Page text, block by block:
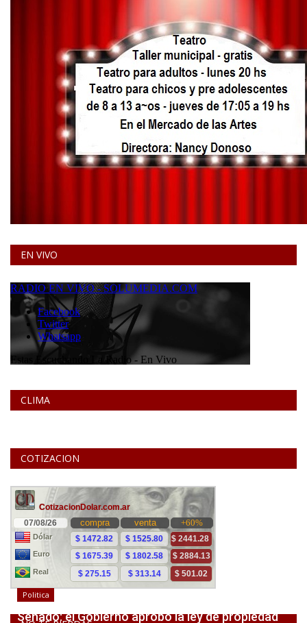
EN VIVO
CLIMA
COTIZACION
Politica
Senado: el Gobierno aprobó la ley de propiedad